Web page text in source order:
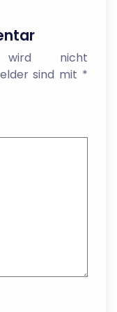
wird nicht
sind mit *